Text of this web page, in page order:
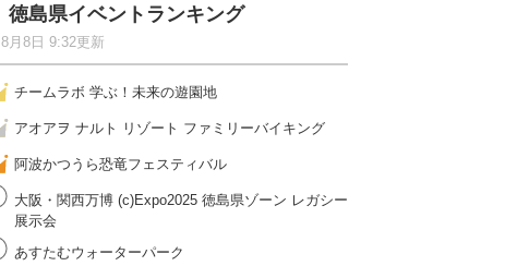
徳島県イベントランキング
8月8日 9:32更新
チームラボ 学ぶ！未来の遊園地
アオアヲ ナルト リゾート ファミリーバイキング
阿波かつうら恐竜フェスティバル
大阪・関西万博 (c)Expo2025 徳島県ゾーン レガシー
展示会
あすたむウォーターパーク